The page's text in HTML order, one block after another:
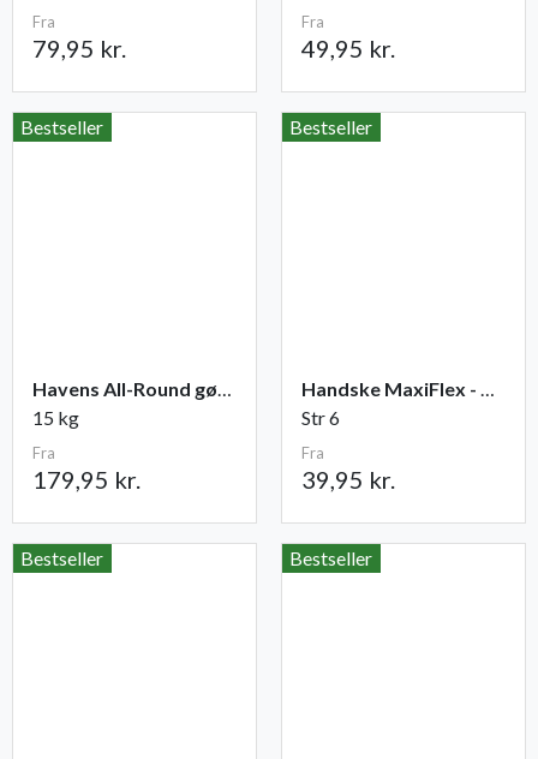
Fra
79,95 kr.
Fra
49,95 kr.
Bestseller
Havens All-Round gødning NPK 12-2-10
15 kg
Fra
179,95 kr.
Bestseller
Handske MaxiFlex - Ultimate
Str 6
Fra
39,95 kr.
Bestseller Bestseller